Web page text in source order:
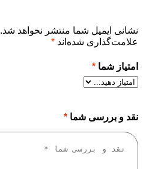
نشانی ایمیل شما منتشر نخواهد شد.
علامت‌گذاری شده‌اند *
امتیاز شما *
نقد و بررسی شما *